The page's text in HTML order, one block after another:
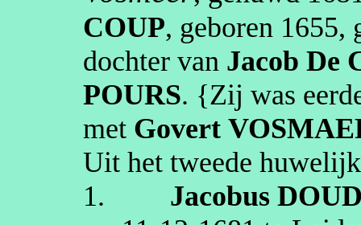
COUP, geboren 1655,
dochter van Jacob De
POURS. {Zij was
met Govert
Uit het tweede
1.
Jacobus